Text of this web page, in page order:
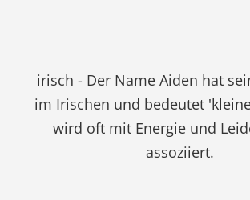
irisch - Der Name Aiden hat
im Irischen und bedeutet
wird oft mit Energie und
assoziiert.